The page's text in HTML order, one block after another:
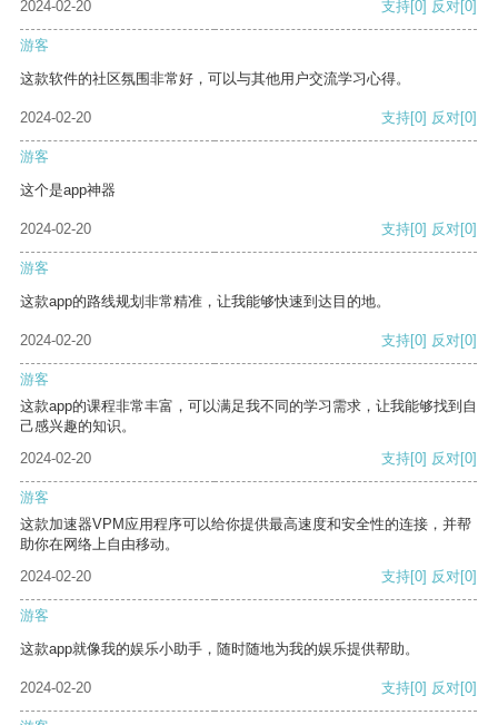
2024-02-20
支持[0] 反对[0]
游客
这款软件的社区氛围非常好，可以与其他用户交流学习心得。
2024-02-20 支持[0] 反对[0]
游客
这个是app神器
2024-02-20 支持[0] 反对[0]
游客
这款app的路线规划非常精准，让我能够快速到达目的地。
2024-02-20 支持[0] 反对[0]
游客
这款app的课程非常丰富，可以满足我不同的学习需求，让我能够找到自
己感兴趣的知识。
2024-02-20
支持[0] 反对[0]
游客
这款加速器VPM应用程序可以给你提供最高速度和安全性的连接，并帮
助你在网络上自由移动。
2024-02-20
支持[0] 反对[0]
游客
这款app就像我的娱乐小助手，随时随地为我的娱乐提供帮助。
2024-02-20 支持[0] 反对[0]